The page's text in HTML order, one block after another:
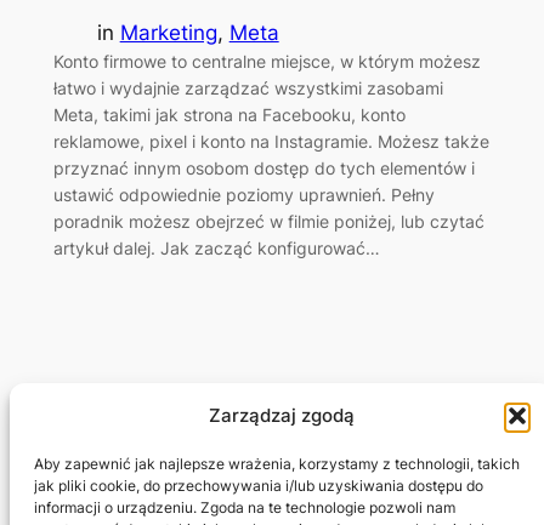
Zarządzaj zgodą
Aby zapewnić jak najlepsze wrażenia, korzystamy z technologii, takich
jak pliki cookie, do przechowywania i/lub uzyskiwania dostępu do
informacji o urządzeniu. Zgoda na te technologie pozwoli nam
in Marketing, Meta
Konto firmowe to centralne miejsce, w którym możesz
łatwo i wydajnie zarządzać wszystkimi zasobami
Meta, takimi jak strona na Facebooku, konto
reklamowe, pixel i konto na Instagramie. Możesz także
przyznać innym osobom dostęp do tych elementów i
ustawić odpowiednie poziomy uprawnień. Pełny
poradnik możesz obejrzeć w filmie poniżej, lub czytać
artykuł dalej. Jak zacząć konfigurować…
Adam Jagłowski
Marketing Freelancer